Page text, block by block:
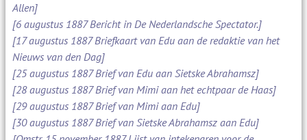
Allen]
[6 augustus 1887 Bericht in De Nederlandsche Spectator.]
[17 augustus 1887 Briefkaart van Edu aan de redaktie van het
Nieuws van den Dag]
[25 augustus 1887 Brief van Edu aan Sietske Abrahamsz]
[28 augustus 1887 Brief van Mimi aan het echtpaar de Haas]
[29 augustus 1887 Brief van Mimi aan Edu]
[30 augustus 1887 Brief van Sietske Abrahamsz aan Edu]